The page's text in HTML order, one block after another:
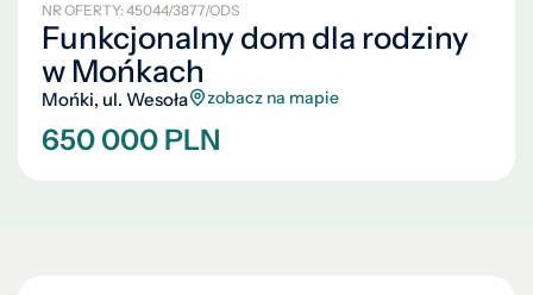
NR OFERTY: 45044/3877/ODS
Funkcjonalny dom dla rodziny
w Mońkach
Mońki, ul. Wesoła zobacz na mapie
650 000 PLN